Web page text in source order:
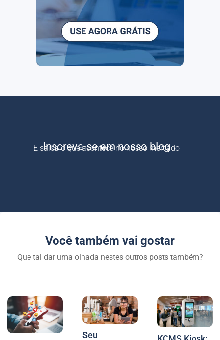
Inscreva-se em nosso blog
E saiba o que acontece no nosso mercado
Você também vai gostar
Que tal dar uma olhada nestes outros posts também?
Seu